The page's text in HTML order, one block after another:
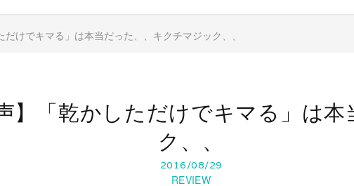
けでキマる」は本当だった、、キクチマジック、、
】「乾かしただけでキマる」は
ク、、
2016/08/29
REVIEW